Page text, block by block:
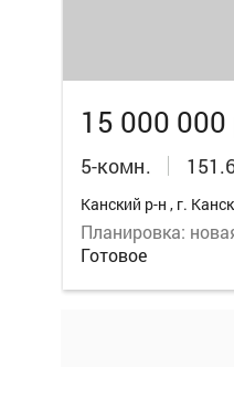
15 000 000
5-комн.
Канский р-н , г.
Планировка:
Готовое